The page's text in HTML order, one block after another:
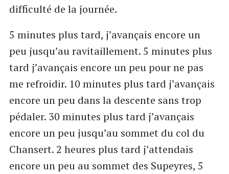
difficulté de la journée.
5 minutes plus tard, j’avançais encore un
peu jusqu’au ravitaillement. 5 minutes plus
tard j’avançais encore un peu pour ne pas
me refroidir. 10 minutes plus tard j’avançais
encore un peu dans la descente sans trop
pédaler. 30 minutes plus tard j’avançais
encore un peu jusqu’au sommet du col du
Chansert. 2 heures plus tard j’attendais
encore un peu au sommet des Supeyres, 5